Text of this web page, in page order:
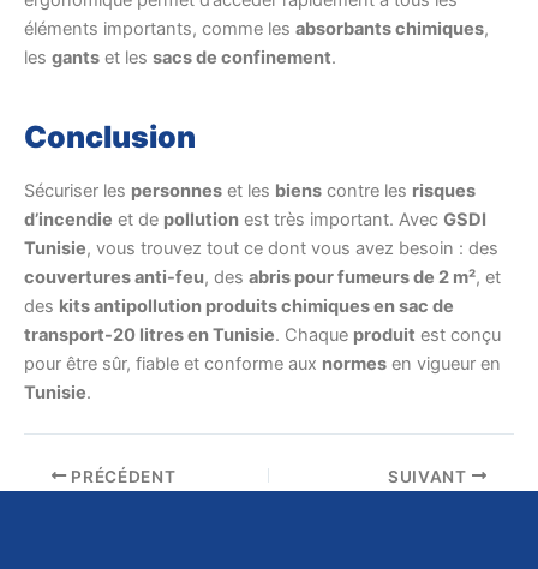
éléments importants, comme les absorbants chimiques,
les gants et les sacs de confinement.
Conclusion
Sécuriser les personnes et les biens contre les risques
d’incendie et de pollution est très important. Avec GSDI
Tunisie, vous trouvez tout ce dont vous avez besoin : des
couvertures anti-feu, des abris pour fumeurs de 2 m², et
des kits antipollution produits chimiques en sac de
transport-20 litres en Tunisie. Chaque produit est conçu
pour être sûr, fiable et conforme aux normes en vigueur en
Tunisie.
PRÉCÉDENT SUIVANT